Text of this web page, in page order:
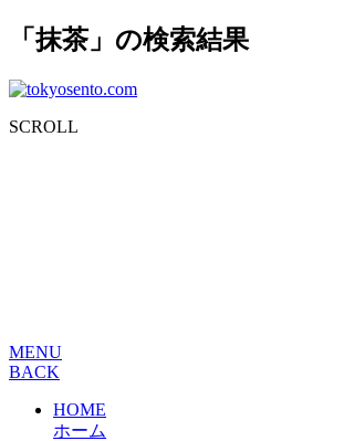
「抹茶」の検索結果
SCROLL
MENU
BACK
HOME
ホーム